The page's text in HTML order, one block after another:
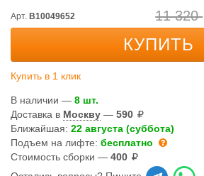
11 320
Арт. B10049652
КУПИТЬ
Купить в 1 клик
В наличии — 8 шт.
Доставка в Москву — 590
Ближайшая: 22 августа (суббота)
Подъем на лифте: бесплатно
Стоимость сборки — 400